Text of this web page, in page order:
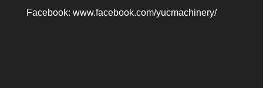
Facebook: www.facebook.com/yucmachinery/